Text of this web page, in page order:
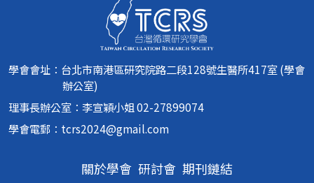
學會會址：台北市南港區研究院路二段128號生醫所417室 (學會
辦公室)
理事長辦公室：李宣穎小姐 02-27899074
學會電郵： tcrs2024@gmail.com
關於學會 研討會 期刊鏈結